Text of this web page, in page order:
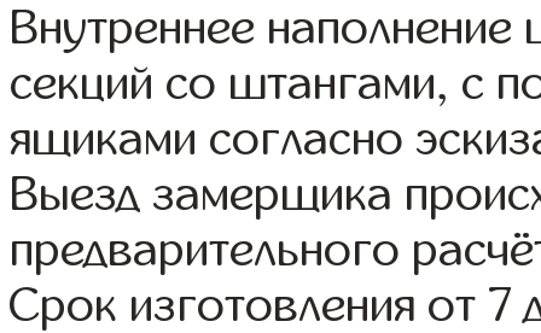
Внутреннее
секций со штангами, с
ящиками согласно
Выезд замерщика
предварительного
Срок изготовления от 7